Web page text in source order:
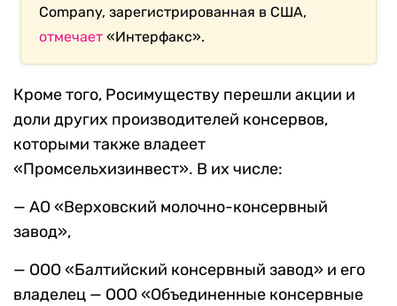
Company, зарегистрированная в США,
отмечает «Интерфакс».
Кроме того, Росимуществу перешли акции и
доли других производителей консервов,
которыми также владеет
«Промсельхизинвест». В их числе:
— АО «Верховский молочно-консервный
завод»,
— ООО «Балтийский консервный завод» и его
владелец — ООО «Объединенные консервные